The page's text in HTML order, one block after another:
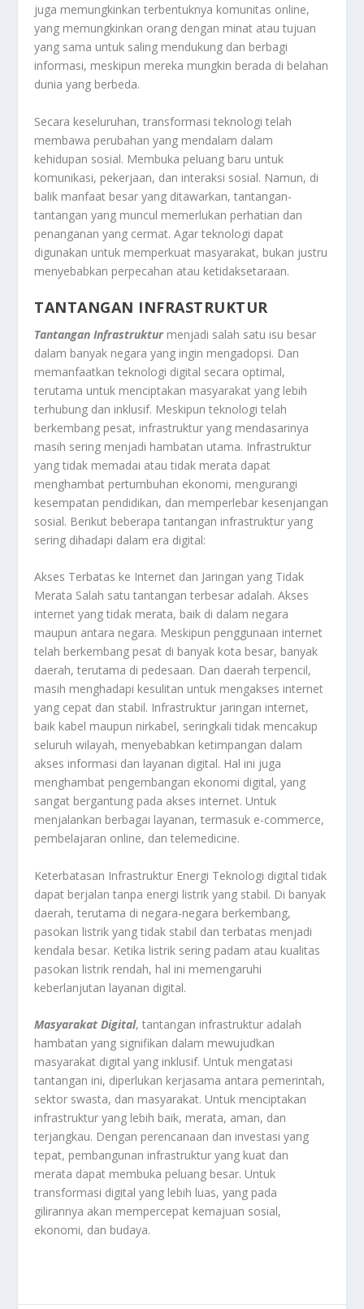
juga memungkinkan terbentuknya komunitas online,
yang memungkinkan orang dengan minat atau tujuan
yang sama untuk saling mendukung dan berbagi
informasi, meskipun mereka mungkin berada di belahan
dunia yang berbeda.
Secara keseluruhan, transformasi teknologi telah
membawa perubahan yang mendalam dalam
kehidupan sosial. Membuka peluang baru untuk
komunikasi, pekerjaan, dan interaksi sosial. Namun, di
balik manfaat besar yang ditawarkan, tantangan-
tantangan yang muncul memerlukan perhatian dan
penanganan yang cermat. Agar teknologi dapat
digunakan untuk memperkuat masyarakat, bukan justru
menyebabkan perpecahan atau ketidaksetaraan.
TANTANGAN INFRASTRUKTUR
Tantangan Infrastrukturmenjadi salah satu isu besar
dalam banyak negara yang ingin mengadopsi. Dan
memanfaatkan teknologi digital secara optimal,
terutama untuk menciptakan masyarakat yang lebih
terhubung dan inklusif. Meskipun teknologi telah
berkembang pesat, infrastruktur yang mendasarinya
masih sering menjadi hambatan utama. Infrastruktur
yang tidak memadai atau tidak merata dapat
menghambat pertumbuhan ekonomi, mengurangi
kesempatan pendidikan, dan memperlebar kesenjangan
sosial. Berikut beberapa tantangan infrastruktur yang
sering dihadapi dalam era digital:
Akses Terbatas ke Internet dan Jaringan yang Tidak
Merata Salah satu tantangan terbesar adalah. Akses
internet yang tidak merata, baik di dalam negara
maupun antara negara. Meskipun penggunaan internet
telah berkembang pesat di banyak kota besar, banyak
daerah, terutama di pedesaan. Dan daerah terpencil,
masih menghadapi kesulitan untuk mengakses internet
yang cepat dan stabil. Infrastruktur jaringan internet,
baik kabel maupun nirkabel, seringkali tidak mencakup
seluruh wilayah, menyebabkan ketimpangan dalam
akses informasi dan layanan digital. Hal ini juga
menghambat pengembangan ekonomi digital, yang
sangat bergantung pada akses internet. Untuk
menjalankan berbagai layanan, termasuk e-commerce,
pembelajaran online, dan telemedicine.
Keterbatasan Infrastruktur Energi Teknologi digital tidak
dapat berjalan tanpa energi listrik yang stabil. Di banyak
daerah, terutama di negara-negara berkembang,
pasokan listrik yang tidak stabil dan terbatas menjadi
kendala besar. Ketika listrik sering padam atau kualitas
pasokan listrik rendah, hal ini memengaruhi
keberlanjutan layanan digital.
Masyarakat Digital, tantangan infrastruktur adalah
hambatan yang signifikan dalam mewujudkan
masyarakat digital yang inklusif. Untuk mengatasi
tantangan ini, diperlukan kerjasama antara pemerintah,
sektor swasta, dan masyarakat. Untuk menciptakan
infrastruktur yang lebih baik, merata, aman, dan
terjangkau. Dengan perencanaan dan investasi yang
tepat, pembangunan infrastruktur yang kuat dan
merata dapat membuka peluang besar. Untuk
transformasi digital yang lebih luas, yang pada
gilirannya akan mempercepat kemajuan sosial,
ekonomi, dan budaya.